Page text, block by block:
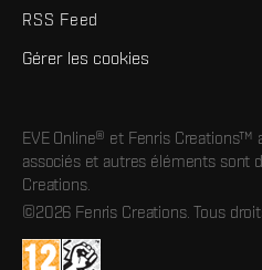
RSS Feed
Gérer les cookies
EVE Online® et Fenris Creations™
associés et autres éléments sont
Creations.
©2026 Fenris Creations. Tous